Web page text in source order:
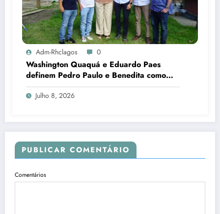
Adm-Rhclagos 0
Washington Quaquá e Eduardo Paes
definem Pedro Paulo e Benedita como
candidatos ao Senado no Rio
Julho 8, 2026
PUBLICAR COMENTÁRIO
Comentários